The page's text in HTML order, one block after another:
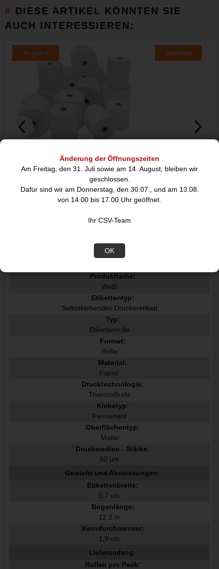
Änderung der Öffnungszeiten
Am Freitag, den 31. Juli sowie am 14. August, bleiben wir
geschlossen.
Dafür sind wir am Donnerstag, den 30.07., und am 13.08.
von 14.00 bis 17.00 Uhr geöffnet.
Ihr CSV-Team
OK
DIESE ARTIKEL KÖNNTEN SIE
AUCH INTERESSIEREN:
Angebot
Zebra Z-Perform 1000D 60, Bonrolle,
59,00 €
Angebot
Zebra Z-Perform
Produktfarbe:
Weiß
Etikettentyp:
Selbstklebendes Druckeretikett
Typ:
Etikettenrolle
Format:
Rolle
Material:
Papier
Drucktechnologie:
Thermodirekt
Klebetyp:
Permanent
Oberflächentyp:
Matte
Druckmedien - Stärke:
60 µm
Gewicht und Abmessungen
Etikettenbreite:
5,7 cm
Bogenlänge:
12,2 m
Kerndurchmesser:
1,9 cm
Lieferumfang
Rollen pro Pack: